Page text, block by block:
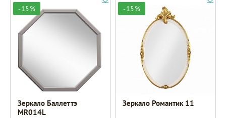
-15%
Зеркало Баллеттэ
MR014L
-15%
Зеркало Романтик 11